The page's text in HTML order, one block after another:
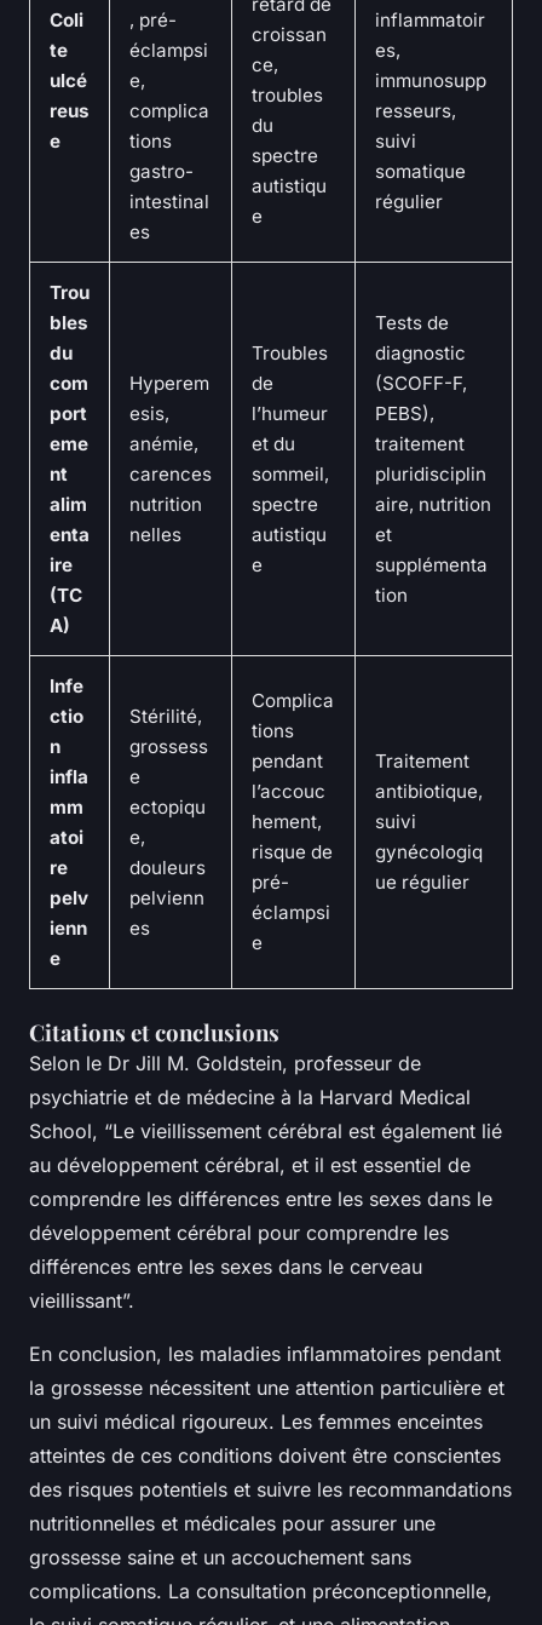
Coli
te
ulcé
reus
e
, pré-
éclampsi
e,
complica
tions
gastro-
intestinal
es
retard de
croissan
ce,
troubles
du
spectre
autistiqu
e
inflammatoir
es,
immunosupp
resseurs,
suivi
somatique
régulier
Trou
bles
du
com
port
eme
nt
alim
enta
ire
(TC
A)
Hyperem
esis,
anémie,
carences
nutrition
nelles
Troubles
de
l’humeur
et du
sommeil,
spectre
autistiqu
e
Tests de
diagnostic
(SCOFF-F,
PEBS),
traitement
pluridisciplin
aire, nutrition
et
supplémenta
tion
Infe
ctio
n
infla
mm
atoi
re
pelv
ienn
e
Stérilité,
grossess
e
ectopiqu
e,
douleurs
pelvienn
es
Complica
tions
pendant
l’accouc
hement,
risque de
pré-
éclampsi
e
Traitement
antibiotique,
suivi
gynécologiq
ue régulier
Citations et conclusions
Selon le Dr Jill M. Goldstein, professeur de
psychiatrie et de médecine à la Harvard Medical
School, “Le vieillissement cérébral est également lié
au développement cérébral, et il est essentiel de
comprendre les différences entre les sexes dans le
développement cérébral pour comprendre les
différences entre les sexes dans le cerveau
vieillissant”.
En conclusion, les maladies inflammatoires pendant
la grossesse nécessitent une attention particulière et
un suivi médical rigoureux. Les femmes enceintes
atteintes de ces conditions doivent être conscientes
des risques potentiels et suivre les recommandations
nutritionnelles et médicales pour assurer une
grossesse saine et un accouchement sans
complications. La consultation préconceptionnelle,